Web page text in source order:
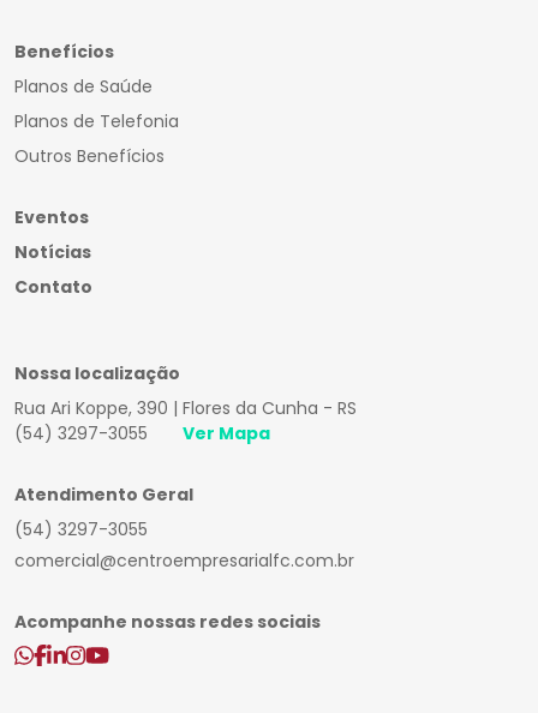
Benefícios
Planos de Saúde
Planos de Telefonia
Outros Benefícios
Eventos
Notícias
Contato
Nossa localização
Rua Ari Koppe, 390 | Flores da Cunha - RS
(54) 3297-3055
Ver Mapa
Atendimento Geral
(54) 3297-3055
comercial@centroempresarialfc.com.br
Acompanhe nossas redes sociais